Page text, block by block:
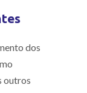
dos
outros